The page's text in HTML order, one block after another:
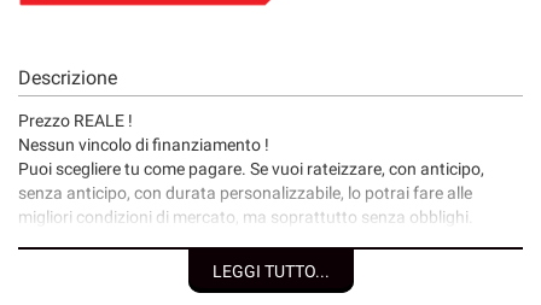
Descrizione
Prezzo REALE !
Nessun vincolo di finanziamento !
Puoi scegliere tu come pagare. Se vuoi rateizzare, con anticipo,
senza anticipo, con durata personalizzabile, lo potrai fare alle
migliori condizioni di mercato, ma soprattutto senza obblighi.
• Consegna a domicilio;
LEGGI TUTTO...